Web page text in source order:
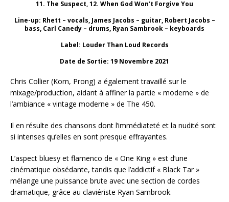
11. The Suspect, 12. When God Won’t Forgive You
Line-up: Rhett – vocals, James Jacobs – guitar, Robert Jacobs –
bass, Carl Canedy – drums, Ryan Sambrook – keyboards
Label: Louder Than Loud Records
Date de Sortie: 19 Novembre 2021
Chris Collier (Korn, Prong) a également travaillé sur le
mixage/production, aidant à affiner la partie « moderne » de
l’ambiance « vintage moderne » de The 450.
Il en résulte des chansons dont l’immédiateté et la nudité sont
si intenses qu’elles en sont presque effrayantes.
L’aspect bluesy et flamenco de « One King » est d’une
cinématique obsédante, tandis que l’addictif « Black Tar »
mélange une puissance brute avec une section de cordes
dramatique, grâce au claviériste Ryan Sambrook.